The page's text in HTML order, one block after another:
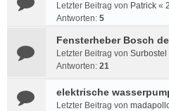
Letzter Beitrag von Patrick «
Antworten: 5
Fensterheber Bosch
Letzter Beitrag von Surbostel
Antworten: 21
elektrische
Letzter Beitrag von